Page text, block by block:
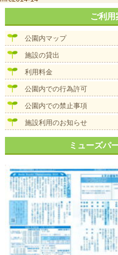
サ
ズ
稿
ビ
ョ
ご利用
公園内マップ
施設の貸出
利用料金
公園内での行為許可
公園内での禁止事項
施設利用のお知らせ
ミューズパ